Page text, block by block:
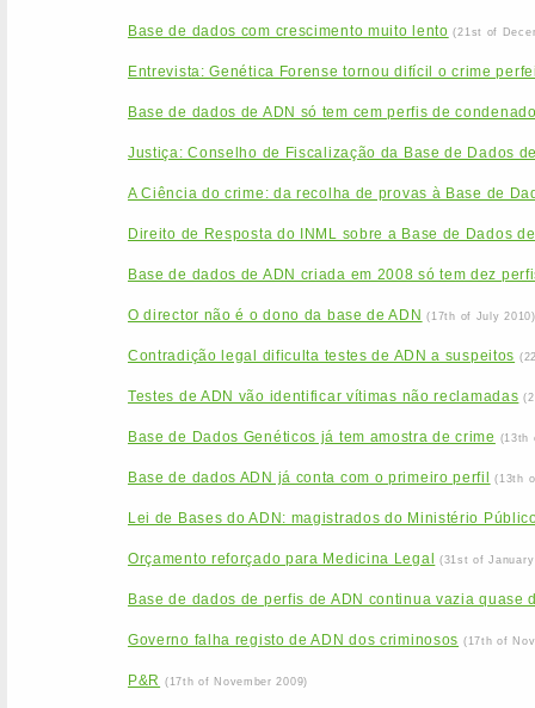
Base de dados com crescimento muito lento (21st of
Entrevista: Genética Forense tornou difícil o crime
Base de dados de ADN só tem cem perfis de
Justiça: Conselho de Fiscalização da Base de Dados
A Ciência do crime: da recolha de provas à Base de
Direito de Resposta do INML sobre a Base de Dados
Base de dados de ADN criada em 2008 só tem dez
O director não é o dono da base de ADN (17th of July 2010)
Contradição legal dificulta testes de ADN a suspeitos
Testes de ADN vão identificar vítimas não reclamadas
Base de Dados Genéticos já tem amostra de crime (13th
Base de dados ADN já conta com o primeiro perfil (13th
Lei de Bases do ADN: magistrados do Ministério
Orçamento reforçado para Medicina Legal (31st of
Base de dados de perfis de ADN continua vazia quase
Governo falha registo de ADN dos criminosos (17th of
P&R (17th of November 2009)